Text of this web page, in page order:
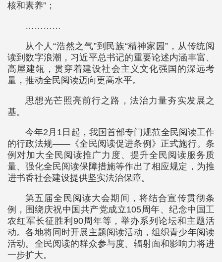
核和素养”；
…………
从个人“浩然之气”到民族“精神家园”，从传统阅
读到数字浪潮，习近平总书记的重要论述内涵丰富、
高屋建瓴，贯穿着建设社会主义文化强国的深远考
量，推动全民阅读迈向更高水平。
思想光芒照亮前行之路，法治力量夯实发展之
基。
今年2月1日起，我国首部专门规范全民阅读工作
的行政法规——《全民阅读促进条例》正式施行。条
例对加大全民阅读推广力度、提升全民阅读服务质
量、强化全民阅读保障措施等作出了相应规定，为推
进书香社会建设提供坚实法治保障。
第五届全民阅读大会期间，将结合宣传贯彻条
例，围绕庆祝中国共产党成立105周年、纪念中国工
农红军长征胜利90周年等，举办系列论坛和主题活
动。各地将同时开展主题阅读活动，组织青少年阅读
活动。全民阅读的群众参与度、辐射面和影响力将进
一步扩大。